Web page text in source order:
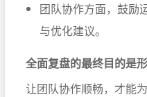
团队协作方面，鼓励
与优化建议。
全面复盘的最终目的是
让团队协作顺畅，才能